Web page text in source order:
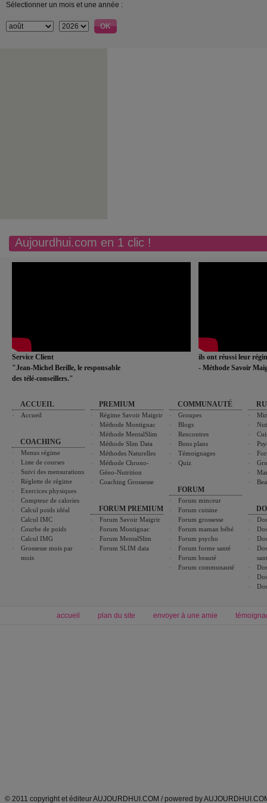
Sélectionner un mois et une année :
Aujourdhui.com en 1 clic !
Service Client
"Jean-Michel Berille, le responsable
des télé-conseillers."
ils ont réussi leur
- Méthode Savoir
ACCUEIL
Accueil
COACHING
Menus régime
Liste de courses
Suivi des mensurations
Réglette de régime
Exercices physiques
Compteur de calories
Calcul poids idéal
Calcul IMC
Courbe de poids
Calcul IMG
Grossesse mois par
mois
PREMIUM
Régime Savoir Maigrir
Méthode Montignac
Méthode MentalSlim
Méthode Slim Data
Méthodes Naturelles
Méthode Chrono-
Géno-Nutrition
Coaching Grossesse
FORUM PREMIUM
Forum Savoir Maigrir
Forum Montignac
Forum MentalSlim
Forum SLIM data
COMMUNAUTÉ
Groupes
Blogs
Rencontres
Bons plans
Témoignages
Quiz
FORUM
Forum minceur
Forum cuisine
Forum grossesse
Forum maman bébé
Forum psycho
Forum forme santé
Forum beauté
Forum communauté
accueil plan du site envoyer à une amie
© 2011 copyright et éditeur AUJOURDHUI.COM / powered by